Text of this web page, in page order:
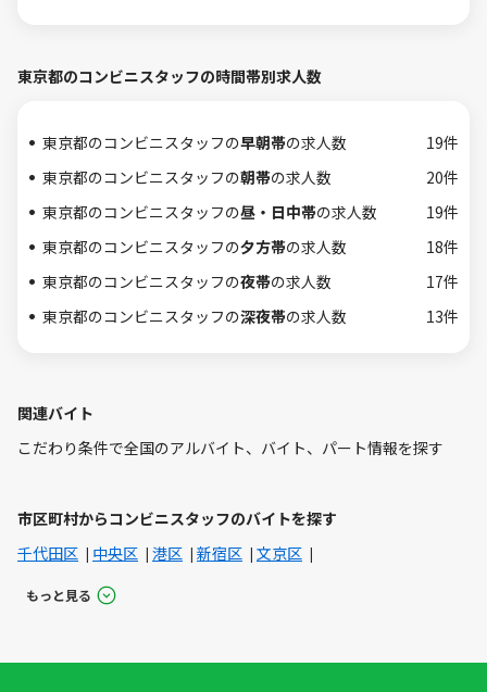
東京都のコンビニスタッフの時間帯別求人数
東京都のコンビニスタッフの早朝帯の求人数
19件
東京都のコンビニスタッフの朝帯の求人数
20件
東京都のコンビニスタッフの昼・日中帯の求人数
19件
東京都のコンビニスタッフの夕方帯の求人数
18件
東京都のコンビニスタッフの夜帯の求人数
17件
東京都のコンビニスタッフの深夜帯の求人数 13件
関連バイト
こだわり条件で全国のアルバイト、バイト、パート情報を探す
市区町村からコンビニスタッフのバイトを探す
千代田区
中央区 港区 新宿区 文京区
もっと見る